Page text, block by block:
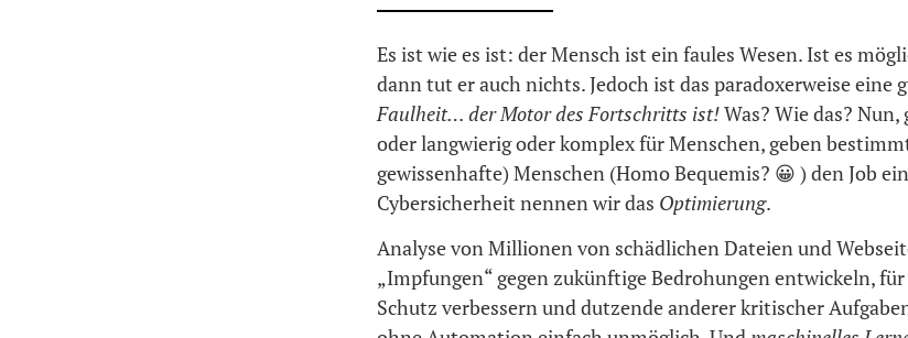
Es ist wie es ist: der Mensch ist ein faules Wesen. Ist es
dann tut er auch nichts. Jedoch ist das paradoxerweise eine
Faulheit… der Motor des Fortschritts ist!Was? Wie das?
oder langwierig oder komplex für Menschen, geben
gewissenhafte) Menschen (Homo Bequemis? 😀 ) den Job
Cybersicherheit nennen wir das Optimierung.
Analyse von Millionen von schädlichen Dateien und
„Impfungen“ gegen zukünftige Bedrohungen entwickeln,
Schutz verbessern und dutzende anderer kritischer